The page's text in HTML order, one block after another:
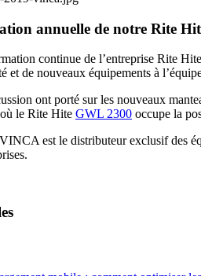
annuelle de notre Rite
continue de l’entreprise Rite
et de nouveaux équipements à
ont porté sur les nouveaux
le Rite Hite GWL 2300 occupe la
est le distributeur exclusif des